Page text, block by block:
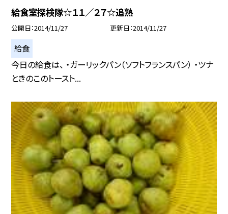
給食室探検隊☆１１／２７☆追熟
公開日 2014/11/27 更新日 2014/11/27
給食
今日の給食は、 ・ガーリックパン（ソフトフランスパン） ・ツナ
ときのこのトースト...